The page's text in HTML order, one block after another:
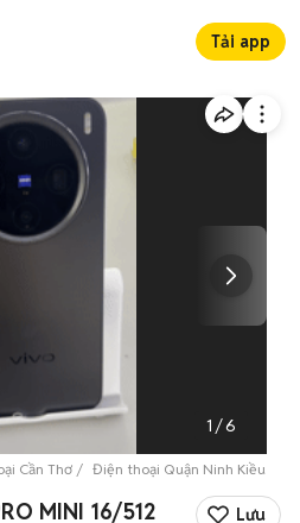
Tải app
1 /6
Cần Thơ Điện thoại Quận Ninh Kiều
MINI 16/512
Lưu